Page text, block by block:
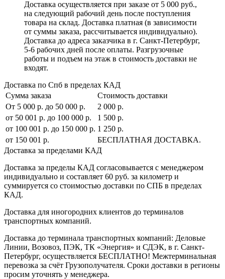
Доставка осуществляется при заказе от 5 000 руб.,
на следующий рабочий день после поступления
товара на склад. Доставка платная (в зависимости
от суммы заказа, рассчитывается индивидуально).
Доставка до адреса заказчика в г. Санкт-Петербург,
5-6 рабочих дней после оплаты. Разгрузочные
работы и подъем на этаж в стоимость доставки не
входят.
Доставка по Спб в пределах КАД
Сумма заказа
Стоимость доставки
От 5 000 р. до 50 000 р.
2 000 р.
от 50 001 р. до 100 000 р.
1 500 р.
от 100 001 р. до 150 000 р. 1 250 р.
от 150 001 р.
БЕСПЛАТНАЯ ДОСТАВКА.
Доставка за пределами КАД
Доставка за пределы КАД согласовывается с менеджером
индивидуально и составляет 60 руб. за километр и
суммируется со стоимостью доставки по СПБ в пределах
КАД.
Доставка для иногородних клиентов до терминалов
транспортных компаний.
Доставка до терминала транспортных компаний: Деловые
Линии, Возовоз, ПЭК, ТК «Энергия» и СДЭК, в г. Санкт-
Петербург, осуществляется БЕСПЛАТНО! Межтерминальная
перевозка за счёт Грузополучателя. Сроки доставки в регионы
просим уточнять у менеджера.